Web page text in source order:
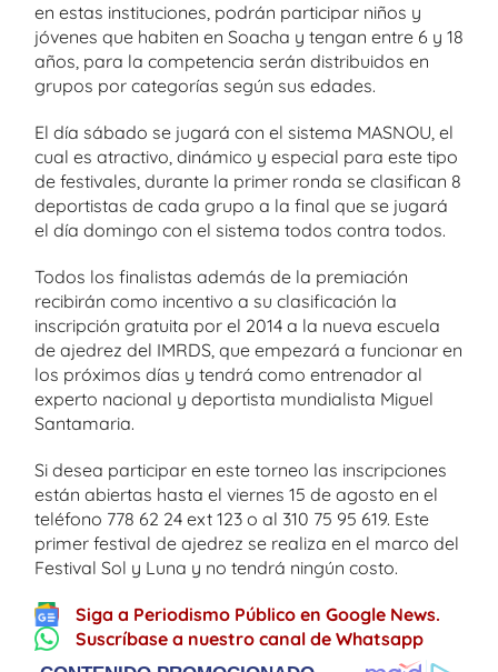
en estas instituciones, podrán participar niños y
jóvenes que habiten en Soacha y tengan entre 6 y 18
años, para la competencia serán distribuidos en
grupos por categorías según sus edades.
El día sábado se jugará con el sistema MASNOU, el
cual es atractivo, dinámico y especial para este tipo
de festivales, durante la primer ronda se clasifican 8
deportistas de cada grupo a la final que se jugará
el día domingo con el sistema todos contra todos.
Todos los finalistas además de la premiación
recibirán como incentivo a su clasificación la
inscripción gratuita por el 2014 a la nueva escuela
de ajedrez del IMRDS, que empezará a funcionar en
los próximos días y tendrá como entrenador al
experto nacional y deportista mundialista Miguel
Santamaria.
Si desea participar en este torneo las inscripciones
están abiertas hasta el viernes 15 de agosto en el
teléfono 778 62 24 ext 123 o al 310 75 95 619. Este
primer festival de ajedrez se realiza en el marco del
Festival Sol y Luna y no tendrá ningún costo.
Siga a Periodismo Público en Google News.
Suscríbase a nuestro canal de Whatsapp